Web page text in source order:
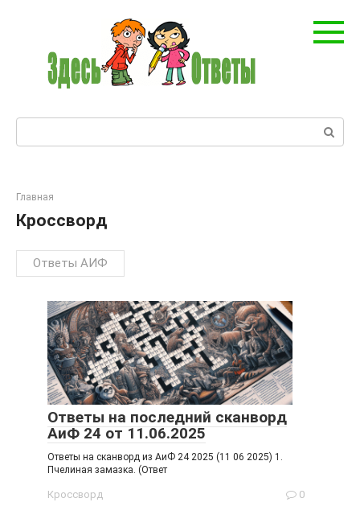
Поиск:
Главная
Кроссворд
Ответы АИФ
Ответы на последний сканворд
АиФ 24 от 11.06.2025
Ответы на сканворд из АиФ 24 2025 (11 06 2025) 1.
Пчелиная замазка. (Ответ
Кроссворд 0